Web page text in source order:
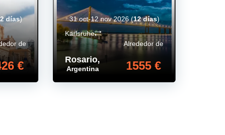
de
€
días)
Rosario,
Argentina
Alrededor de
1555 €
Karlsruhe
31 oct-12 nov 2026(12 días)